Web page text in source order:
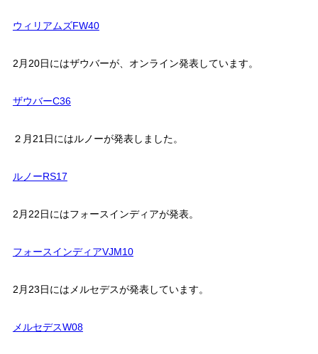
ウィリアムズFW40
2月20日にはザウバーが、オンライン発表しています。
ザウバーC36
２月21日にはルノーが発表しました。
ルノーRS17
2月22日にはフォースインディアが発表。
フォースインディアVJM10
2月23日にはメルセデスが発表しています。
メルセデスW08